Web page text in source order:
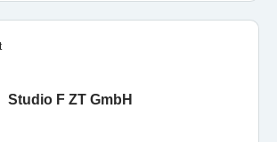
Studio F ZT GmbH